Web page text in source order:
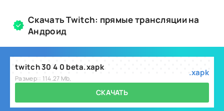
Скачать Twitch: прямые трансляции на
Андроид
twitch 30 4 0 beta.xapk
Размер:: 114.27 Mb,
.xapk
СКАЧАТЬ